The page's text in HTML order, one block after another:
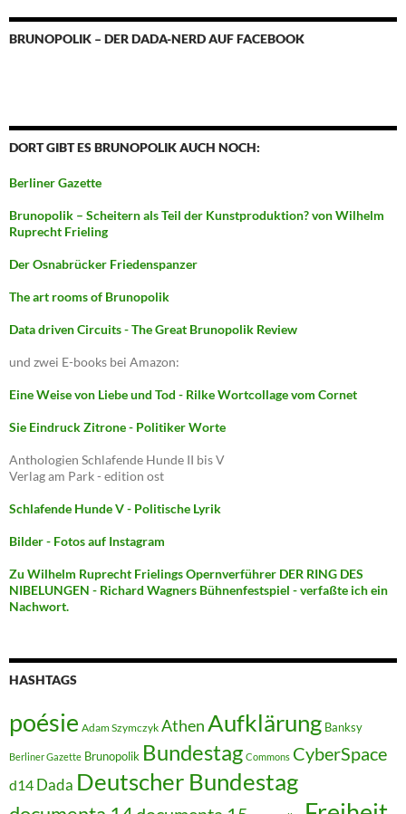
BRUNOPOLIK – DER DADA-NERD AUF FACEBOOK
DORT GIBT ES BRUNOPOLIK AUCH NOCH:
Berliner Gazette
Brunopolik – Scheitern als Teil der Kunstproduktion? von Wilhelm
Ruprecht Frieling
Der Osnabrücker Friedenspanzer
The art rooms of Brunopolik
Data driven Circuits - The Great Brunopolik Review
und zwei E-books bei Amazon:
Eine Weise von Liebe und Tod - Rilke Wortcollage vom Cornet
Sie Eindruck Zitrone - Politiker Worte
Anthologien Schlafende Hunde II bis V
Verlag am Park - edition ost
Schlafende Hunde V - Politische Lyrik
Bilder - Fotos auf Instagram
Zu Wilhelm Ruprecht Frielings Opernverführer DER RING DES
NIBELUNGEN - Richard Wagners Bühnenfestspiel - verfaßte ich ein
Nachwort.
HASHTAGS
poésie Adam Szymczyk AthenAufklärung Banksy
Berliner Gazette Brunopolik Bundestag Commons CyberSpace
d14 Dada Deutscher Bundestag